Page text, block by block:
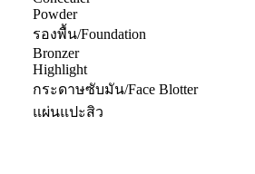
Powder
รองพื้น/Foundation
Bronzer
Highlight
กระดาษซับมัน/Face Blotter
แผ่นแปะสิว